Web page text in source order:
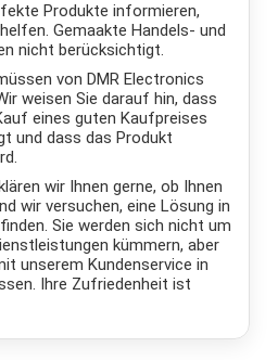
Produkte informieren,
Gemaakte Handels- und
nicht berücksichtigt.
von DMR Electronics
weisen Sie darauf hin, dass
eines guten Kaufpreises
und dass das Produkt
wir Ihnen gerne, ob Ihnen
wir versuchen, eine Lösung in
Sie werden sich nicht um
kümmern, aber
unserem Kundenservice in
Ihre Zufriedenheit ist